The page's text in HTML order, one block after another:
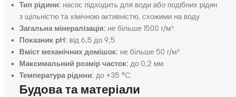
Тип рідини: насос підходить для води або подібних рідин
з щільністю та хімічною активністю, схожими на воду.
Загальна мінералізація: не більше 1500 г/м³.
Показник pH: від 6,5 до 9,5.
Вміст механічних домішок: не більше 50 г/м³.
Максимальний розмір часток: до 0,2 мм.
Температура рідини: до +35 °C.
Будова та матеріали